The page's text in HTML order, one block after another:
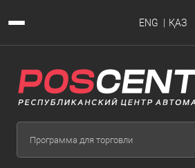
ENG ҚАЗ